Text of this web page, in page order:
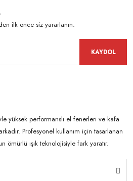
ilk önce siz yararlanın.
KAYDOL
yüksek performanslı el fenerleri ve kafa
Profesyonel kullanım için tasarlanan
ömürlü ışık teknolojisiyle fark yaratır.